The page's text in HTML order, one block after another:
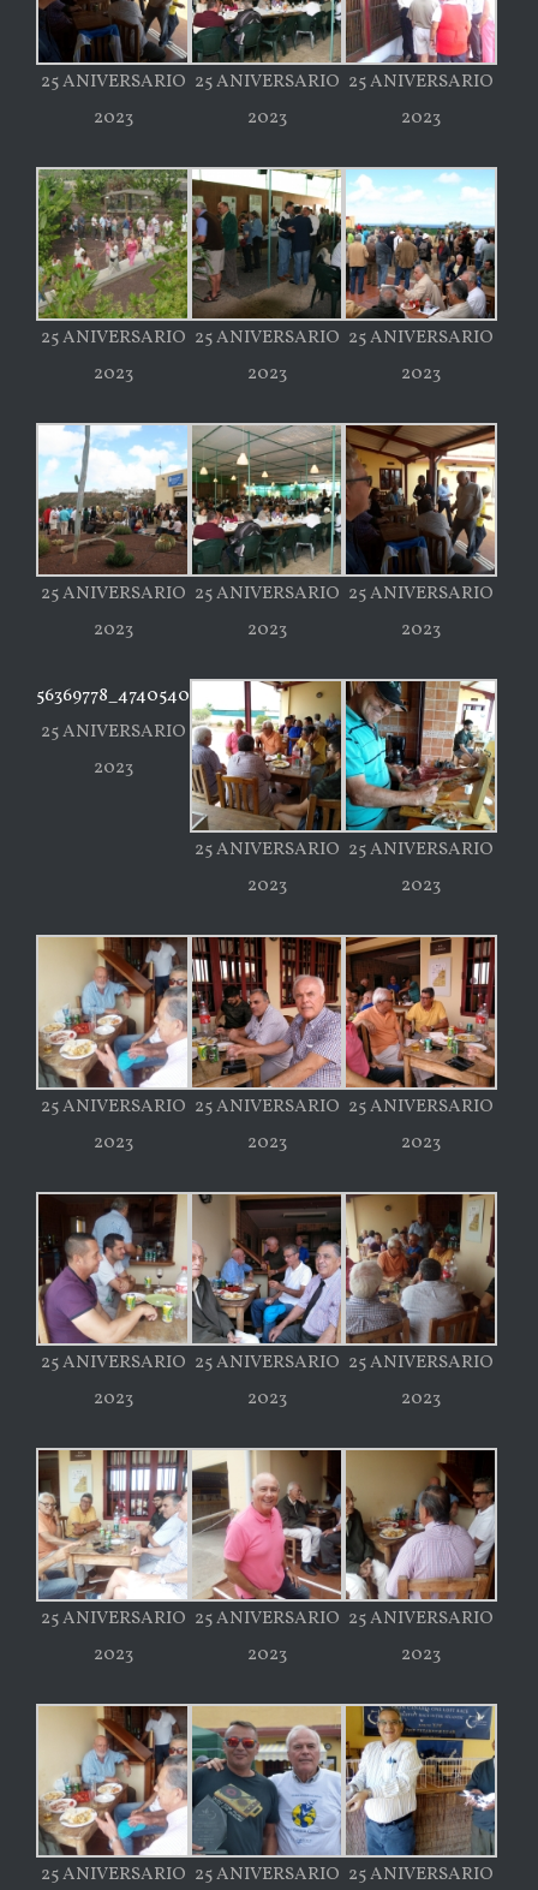
25 ANIVERSARIO
2023
25 ANIVERSARIO
2023
25 ANIVERSARIO
2023
25 ANIVERSARIO
2023
25 ANIVERSARIO
2023
25 ANIVERSARIO
2023
25 ANIVERSARIO
2023
25 ANIVERSARIO
2023
25 ANIVERSARIO
2023
56369778_474054073131262_2876008168389869568_o
25 ANIVERSARIO
2023
25 ANIVERSARIO
2023
25 ANIVERSARIO
2023
25 ANIVERSARIO
2023
25 ANIVERSARIO
2023
25 ANIVERSARIO
2023
25 ANIVERSARIO
2023
25 ANIVERSARIO
2023
25 ANIVERSARIO
2023
25 ANIVERSARIO
2023
25 ANIVERSARIO
2023
25 ANIVERSARIO
2023
25 ANIVERSARIO 25 ANIVERSARIO 25 ANIVERSARIO